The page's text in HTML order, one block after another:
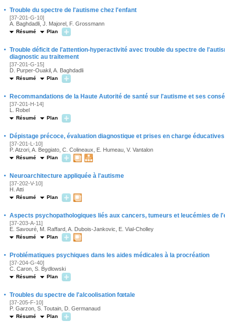
· Trouble du spectre de l'autisme chez l'enfant
[37-201-G-10]
A. Baghdadli, J. Majorel, F. Grossmann
Résumé Plan
· Trouble déficit de l'attention-hyperactivité avec trouble du spectre de
diagnostic au traitement
[37-201-G-15]
D. Purper-Ouakil, A. Baghdadli
Résumé Plan
· Recommandations de la Haute Autorité de santé sur l'autisme et ses
[37-201-H-14]
L. Robel
Résumé Plan
· Dépistage précoce, évaluation diagnostique et prises en charge
[37-201-L-10]
P. Atzori, A. Beggiato, C. Colineaux, E. Humeau, V. Vantalon
Résumé Plan
· Neuroarchitecture appliquée à l'autisme
[37-202-V-10]
H. Atti
Résumé Plan
· Aspects psychopathologiques liés aux cancers, tumeurs et leucémies de
[37-203-A-11]
E. Savouré, M. Raffard, A. Dubois-Jankovic, E. Vial-Cholley
Résumé Plan
· Problématiques psychiques dans les aides médicales à la procréation
[37-204-G-40]
C. Caron, S. Bydlowski
Résumé Plan
· Troubles du spectre de l'alcoolisation fœtale
[37-205-F-10]
P. Garzon, S. Toutain, D. Germanaud
Résumé Plan